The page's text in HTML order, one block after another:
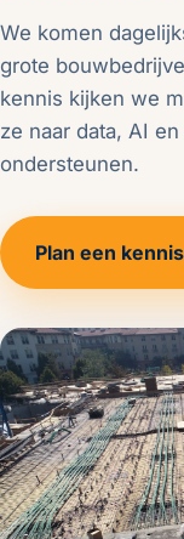
We komen
grote
kennis kijken we
ze naar data, AI
ondersteunen.
Plan een